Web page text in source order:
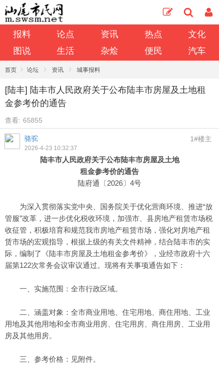
报料 论点 资讯 热点
文化
图说
生活 杂烩 便民 汽车
首页 › 论坛 › 资讯 › 城事报料
[陆丰] 陆丰市人民政府关于公布陆丰市房屋及土地租
金参考价的通告
查看: 65855
骆驼
2026-4-23 10:32:37
1#楼主
陆丰市人民政府关于公布陆丰市房屋及土地
租金参考价的通告
陆府通〔2026〕4号
为深入贯彻落实党中央、国务院关于优化营商环境、推进“放
管服”改革，进一步优化税收环境，加强市、县房地产租赁市场税
收征管，积极培育和规范我市房地产租赁市场，强化对房地产租
赁市场的宏观指导，根据上级的有关文件精神，结合陆丰市的实
际，编制了《陆丰市房屋及土地租金参考价》，业经市政府十六
届第122次常务会议审议通过。现将有关事项通告如下：
一、实施范围：全市行政区域。
二、涵盖对象：全市商业用地、住宅用地、商住用地、工业
用地及其他用地和全市商业用房、住宅用房、商住用房、工业用
房及其他用房。
三、参考价格：见附件。